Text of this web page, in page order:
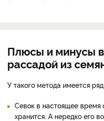
Плюсы и минусы
рассадой из
У такого метода имеется
Севок в настоящее время
хранится. А нередко его